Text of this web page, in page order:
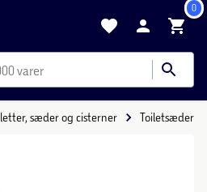
0
varer
sæder og cisterner Toiletsæder